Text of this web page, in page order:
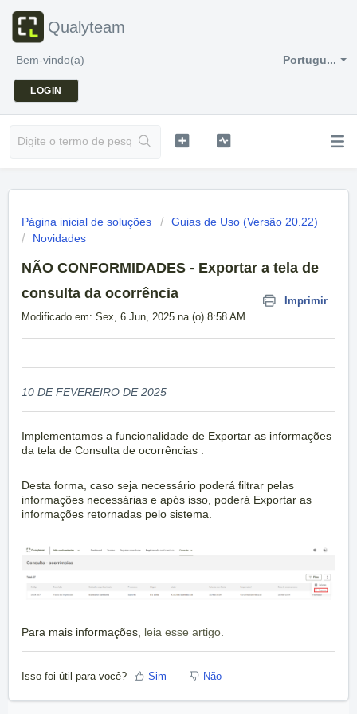
Qualyteam
Portugu...
Bem-vindo(a)
LOGIN
Página inicial de soluções
Guias de Uso (Versão 20.22)
Novidades
NÃO CONFORMIDADES - Exportar a tela de
consulta da ocorrência
Imprimir
Modificado em: Sex, 6 Jun, 2025 na (o) 8:58 AM
10 DE FEVEREIRO DE 2025
Implementamos a funcionalidade de Exportar as informações
da tela de Consulta de ocorrências .
Desta forma, caso seja necessário poderá filtrar pelas
informações necessárias e após isso, poderá Exportar as
informações retornadas pelo sistema.
Para mais informações, leia esse artigo
Isso foi útil para você? Sim Não